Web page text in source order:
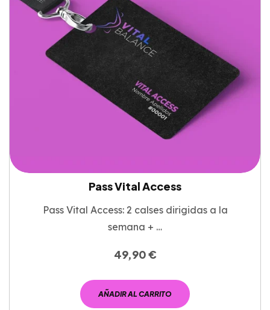
Pass Vital Access
Pass Vital Access: 2 calses dirigidas a la
semana + …
49,90€
AÑADIR AL CARRITO